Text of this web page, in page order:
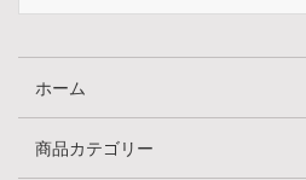
ホーム
商品カテゴリー